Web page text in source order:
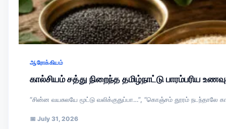
ஆரோக்கியம்
கால்சியம் சத்து நிறைந்த தமிழ்நாட்டு பாரம்பரிய
“சின்ன வயசுலயே மூட்டு வலிக்குதுப்பா…”, “கொஞ்சம் தூரம்
📅 July 31, 2026